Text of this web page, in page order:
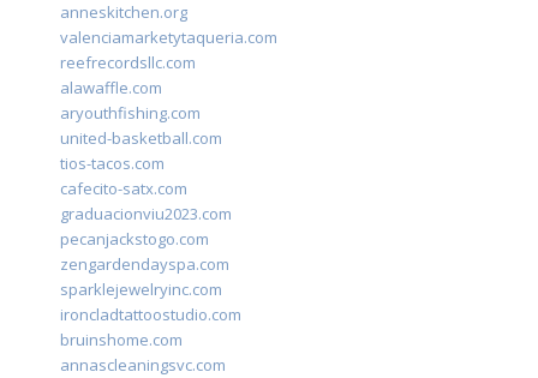
anneskitchen.org
valenciamarketytaqueria.com
reefrecordsllc.com
alawaffle.com
aryouthfishing.com
united-basketball.com
tios-tacos.com
cafecito-satx.com
graduacionviu2023.com
pecanjackstogo.com
zengardendayspa.com
sparklejewelryinc.com
ironcladtattoostudio.com
bruinshome.com
annascleaningsvc.com